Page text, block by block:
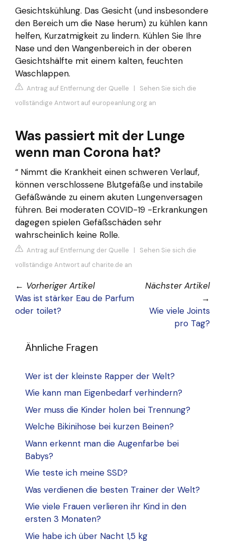
Gesichtskühlung. Das Gesicht (und insbesondere
den Bereich um die Nase herum) zu kühlen kann
helfen, Kurzatmigkeit zu lindern. Kühlen Sie Ihre
Nase und den Wangenbereich in der oberen
Gesichtshälfte mit einem kalten, feuchten
Waschlappen.
Antrag auf Entfernung der Quelle | Sehen Sie sich die
vollständige Antwort auf europeanlung.org an
Was passiert mit der Lunge
wenn man Corona hat?
“ Nimmt die Krankheit einen schweren Verlauf,
können verschlossene Blutgefäße und instabile
Gefäßwände zu einem akuten Lungenversagen
führen. Bei moderaten COVID-19 -Erkrankungen
dagegen spielen Gefäßschäden sehr
wahrscheinlich keine Rolle.
Antrag auf Entfernung der Quelle | Sehen Sie sich die
vollständige Antwort auf charite.de an
← Vorheriger Artikel
Was ist stärker Eau de Parfum
oder toilet?
Nächster Artikel
→
Wie viele Joints
pro Tag?
Ähnliche Fragen
Wer ist der kleinste Rapper der Welt?
Wie kann man Eigenbedarf verhindern?
Wer muss die Kinder holen bei Trennung?
Welche Bikinihose bei kurzen Beinen?
Wann erkennt man die Augenfarbe bei
Babys?
Wie teste ich meine SSD?
Was verdienen die besten Trainer der Welt?
Wie viele Frauen verlieren ihr Kind in den
ersten 3 Monaten?
Wie habe ich über Nacht 1,5 kg